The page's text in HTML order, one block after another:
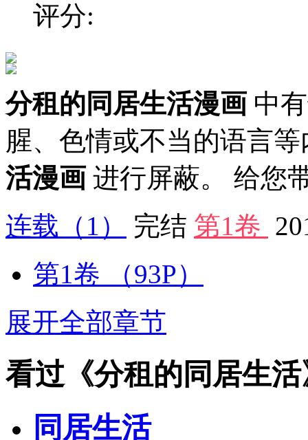
评分:
分租的同居生活漫画 中
腥、色情或不当的语言
活漫画 进行屏蔽。 给您
连载 （1） 完结 第1卷
第1卷
（93P）
展开全部章节
看过《分租的同居生
同居生活